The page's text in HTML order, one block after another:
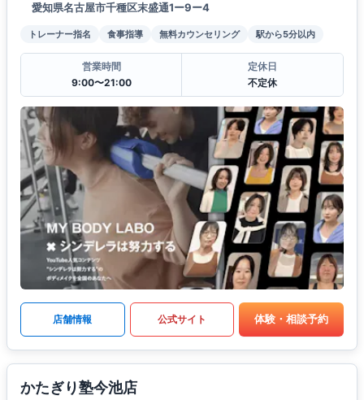
愛知県名古屋市千種区末盛通1ー9ー4
トレーナー指名 食事指導 無料カウンセリング 駅から5分以内
営業時間
9:00〜21:00
定休日
不定休
店舗情報 公式サイト 体験・相談予約
かたぎり塾今池店